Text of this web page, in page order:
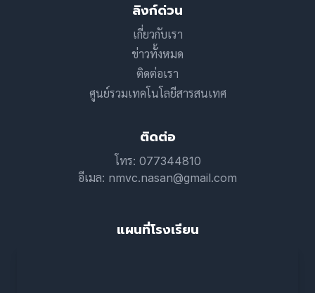
ลิงก์ด่วน
เกี่ยวกับเรา
ข่าวทั้งหมด
ติดต่อเรา
ศูนย์รวมเทคโนโลยีสารสนเทศ
ติดต่อ
โทร: 077344810
อีเมล: nmvc.nasan@gmail.com
แผนที่โรงเรียน